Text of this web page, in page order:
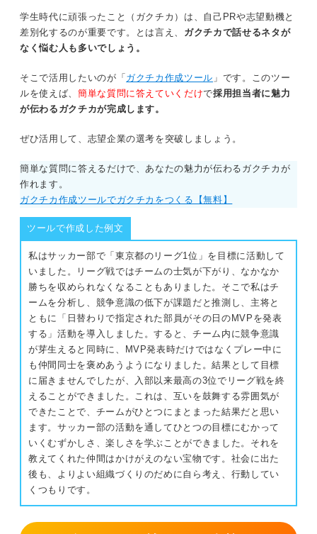
①ゼミ活動で学んだ専門的な知識をアピー
ルする例文
②プレゼンスキルをアピールする例文
③問題解決能力をアピールする例文
⑦継続力をアピールする例文
⑧周りから感謝されたエピソードの例文
⑨物事が大きくまたはスムーズに進んだエ
ピソードの例文
⑩主体的に動いたエピソードの例文
ゼミを題材に自己PRを作成する際の注意点
ゼミの中で使われる専門用語の使用は控え
る
所属するゼミの肩書きばかりをアピールし
ない
入念な準備が必須！ ゼミの自己PRで差別化して内
定を勝ち取ろう
学生時代に頑張ったこと（ガクチカ）は、自己PRや志望動機と
差別化するのが重要です。とは言え、 ガクチカで話せるネタが
なく悩む人も多いでしょう。
そこで活用したいのが「 ガクチカ作成ツール 」です。このツー
ルを使えば、 簡単な質問に答えていくだけで採用担当者に魅力
が伝わるガクチカが完成します。
ぜひ活用して、志望企業の選考を突破しましょう。
簡単な質問に答えるだけで、あなたの魅力が伝わるガクチカが
作れます。
ガクチカ作成ツールでガクチカをつくる【無料】
ツールで作成した例文
私はサッカー部で「東京都のリーグ1位」を目標に活動して
いました。リーグ戦ではチームの士気が下がり、なかなか
勝ちを収められなくなることもありました。そこで私はチ
ームを分析し、競争意識の低下が課題だと推測し、主将と
ともに「日替わりで指定された部員がその日のMVPを発表
する」活動を導入しました。すると、チーム内に競争意識
が芽生えると同時に、MVP発表時だけではなくプレー中に
も仲間同士を褒めあうようになりました。結果として目標
に届きませんでしたが、入部以来最高の3位でリーグ戦を終
えることができました。これは、互いを鼓舞する雰囲気が
できたことで、チームがひとつにまとまった結果だと思い
ます。サッカー部の活動を通してひとつの目標にむかって
いくむずかしさ、楽しさを学ぶことができました。それを
教えてくれた仲間はかけがえのない宝物です。社会に出た
後も、よりよい組織づくりのだめに自ら考え、行動してい
くつもりです。
①最初に結論としてゼミから得た自分の強みを伝える
③ゼミの中で挙げた成果をエピソード付きで具体的に伝える
明確にする
アピールする強みに迷ったら！ ゼミで得られるスキル一
覧
ゼミ活動で学んだ専門的な知識やスキル
プレゼンスキル
問題解決能力
主体性
リーダーシップ能力
マネジメントスキル
継続力
印象に残りやすい！ 自己PRで使いたいゼミのエピソード